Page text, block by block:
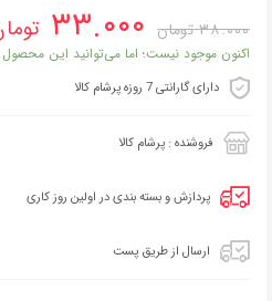
۳۸.۰۰۰ تومان ۳۳.۰۰۰
اکنون موجود نیست؛ اما می‌توانید این
دارای گارانتی 7 روزه پرشام کالا
فروشنده : پرشام کالا
پردازش و بسته بندی در اولین روز کاری
ارسال از طریق پست